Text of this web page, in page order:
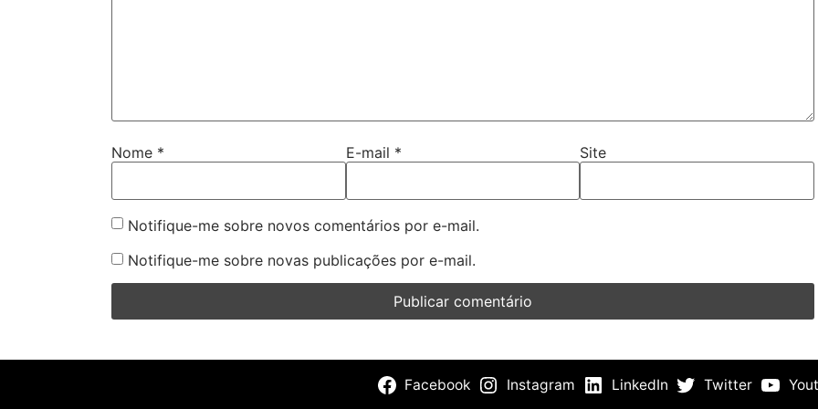
Nome * E-mail * Site
Notifique-me sobre novos comentários por e-mail.
Notifique-me sobre novas publicações por e-mail.
Facebook Instagram LinkedIn Twitter